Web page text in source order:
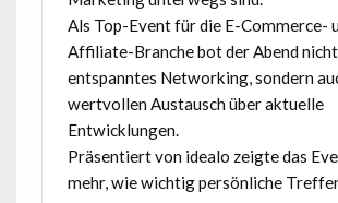
Als Top-Event für die E-Commerce-
Affiliate-Branche bot der Abend
entspanntes Networking, sondern
wertvollen Austausch über aktuelle
Entwicklungen.
Präsentiert von idealo zeigte das
mehr, wie wichtig persönliche